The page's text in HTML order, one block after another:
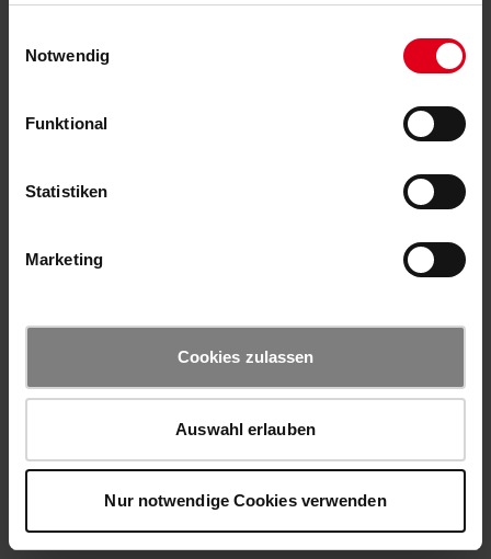
Notwendig
Funktional
Statistiken
Marketing
Cookies zulassen
Auswahl erlauben
Nur notwendige Cookies verwenden